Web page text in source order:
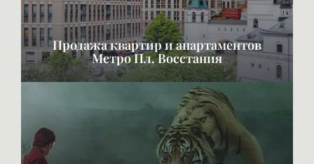
Продажа квартир и апартаментов
Метро Пл. Восстания